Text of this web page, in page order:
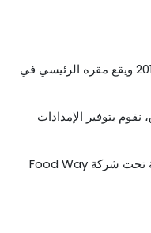
تأسس مصنع فود واي رسميًا في عام 2017 ويقع مقره الرئيسي في
بتوفير الإمدادات
حتى الآن تم تسجيل عشر علامات تجارية تحت شركة Food Way